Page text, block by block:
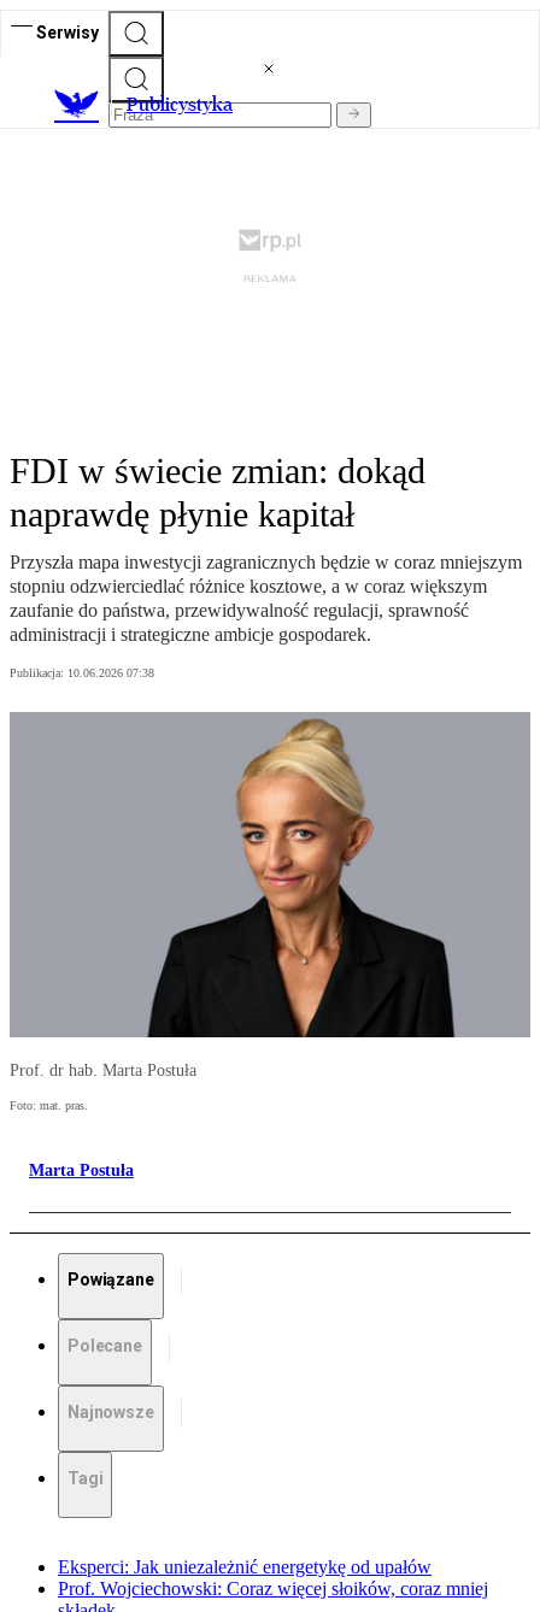
Serwisy
Publicystyka
FDI w świecie zmian: dokąd
naprawdę płynie kapitał
Przyszła mapa inwestycji zagranicznych będzie w coraz mniejszym
stopniu odzwierciedlać różnice kosztowe, a w coraz większym
zaufanie do państwa, przewidywalność regulacji, sprawność
administracji i strategiczne ambicje gospodarek.
Publikacja: 10.06.2026 07:38
Prof. dr hab. Marta Postuła
Foto: mat. pras.
Marta Postuła
Powiązane
Polecane
Najnowsze
Tagi
Eksperci: Jak uniezależnić energetykę od upałów
Prof. Wojciechowski: Coraz więcej słoików, coraz mniej